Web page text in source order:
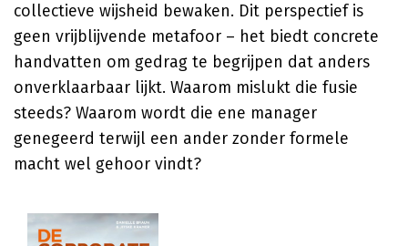
collectieve wijsheid bewaken. Dit perspectief is
geen vrijblijvende metafoor – het biedt concrete
handvatten om gedrag te begrijpen dat anders
onverklaarbaar lijkt. Waarom mislukt die fusie
steeds? Waarom wordt die ene manager
genegeerd terwijl een ander zonder formele
macht wel gehoor vindt?